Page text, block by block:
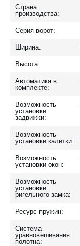
Страна
производства:
Серия ворот:
Ширина:
Высота:
Автоматика в
комплекте:
Возможность
установки
задвижки:
Возможность
установки калитки:
Возможность
установки окон:
Возможность
установки
ригельного замка:
Ресурс пружин:
Система
уравновешивания
полотна: